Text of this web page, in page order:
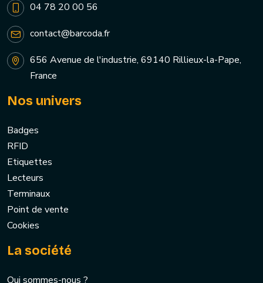
04 78 20 00 56
contact@barcoda.fr
656 Avenue de l'industrie, 69140 Rillieux-la-Pape,
France
Nos univers
Badges
RFID
Etiquettes
Lecteurs
Terminaux
Point de vente
Cookies
La société
Qui sommes-nous ?